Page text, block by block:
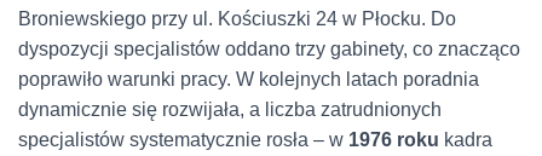
Broniewskiego przy ul. Kościuszki 24 w Płocku. Do
dyspozycji specjalistów oddano trzy gabinety, co znacząco
poprawiło warunki pracy. W kolejnych latach poradnia
dynamicznie się rozwijała, a liczba zatrudnionych
specjalistów systematycznie rosła – w 1976 roku kadra